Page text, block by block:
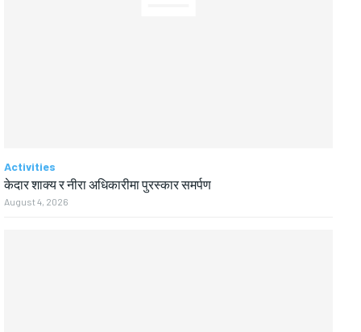
Activities
केदार शाक्य र नीरा अधिकारीमा पुरस्कार समर्पण
August 4, 2026